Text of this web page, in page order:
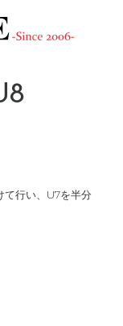
行い、U7を半分